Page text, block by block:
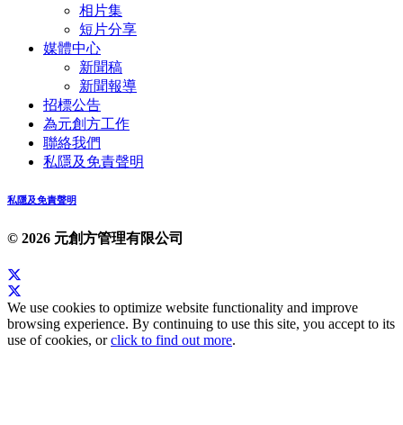
相片集
短片分享
媒體中心
新聞稿
新聞報導
招標公告
為元創方工作
聯絡我們
私隱及免責聲明
私隱及免責聲明
© 2026 元創方管理有限公司
We use cookies to optimize website functionality and improve
browsing experience. By continuing to use this site, you accept to its
use of cookies, orclick to find out more.